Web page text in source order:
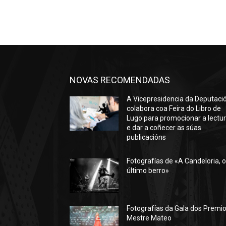
NOVAS RECOMENDADAS
A Vicepresidencia da
colabora coa Feira do Libro de
Lugo para promocionar a
e dar a coñecer as súas
publicacións
Fotografías de «A Candeloria, o
último berro»
Fotografías da Gala dos
Mestre Mateo